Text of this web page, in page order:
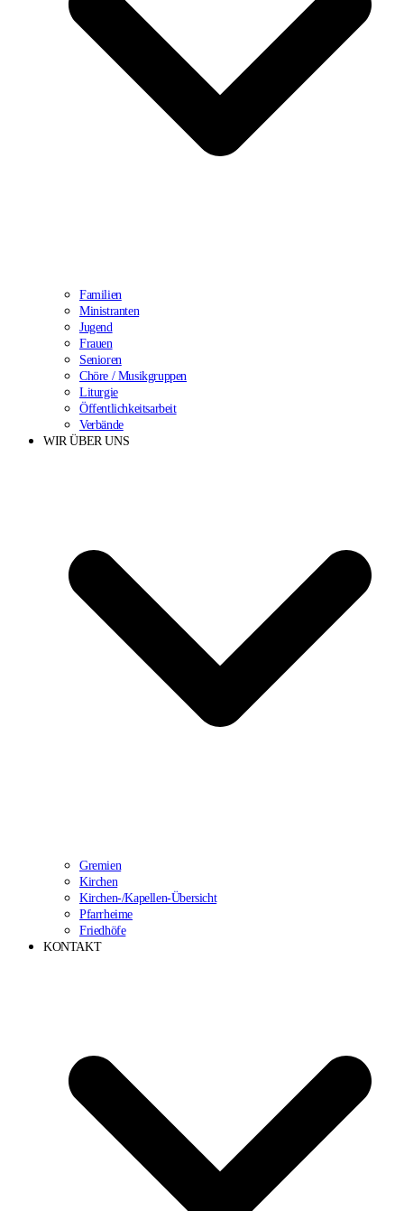
Familien
Ministranten
Jugend
Frauen
Senioren
Chöre / Musikgruppen
Liturgie
Öffentlichkeitsarbeit
Verbände
WIR ÜBER UNS
Gremien
Kirchen
Kirchen-/Kapellen-Übersicht
Pfarrheime
Friedhöfe
KONTAKT